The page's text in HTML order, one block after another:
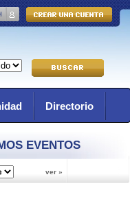
Directorio
EVENTOS